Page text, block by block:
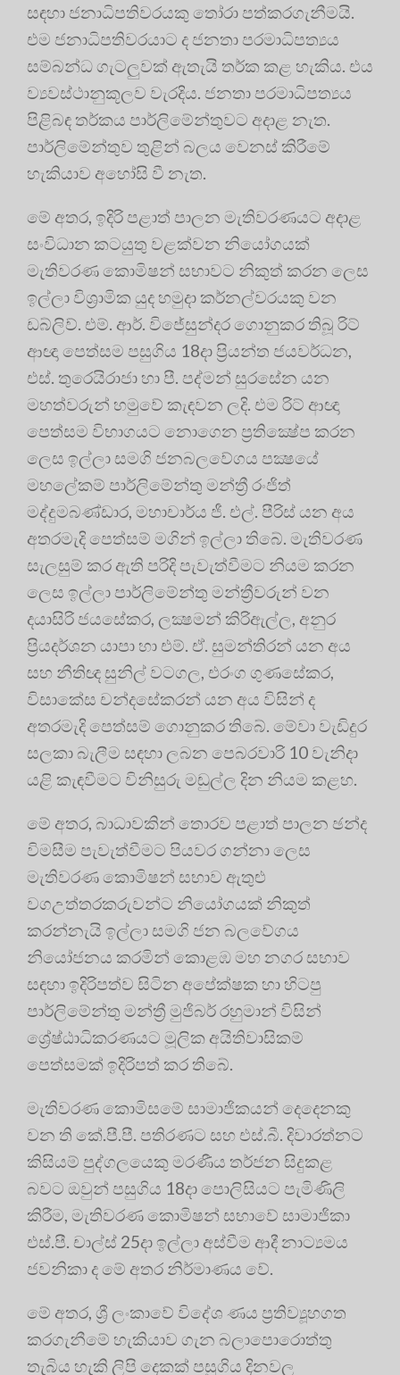
සඳහා ජනාධිපතිවරයකු තෝරා පත්කරගැනීමයි.
එම ජනාධිපතිවරයාට ද ජනතා පරමාධිපත්‍යය
සම්බන්ධ ගැටලුවක් ඇතැයි තර්ක කළ හැකිය. එය
ව්‍යවස්ථානුකූලව වැරදිය. ජනතා පරමාධිපත්‍යය
පිළිබඳ තර්කය පාර්ලිමේන්තුවට අදාළ නැත.
පාර්ලිමේන්තුව තුළින් බලය වෙනස් කිරීමේ
හැකියාව අහෝසි වී නැත.
මේ අතර, ඉදිරි පළාත් පාලන මැතිවරණයට අදාළ
සංවිධාන කටයුතු වළක්වන නියෝගයක්
මැතිවරණ කොමිෂන් සභාවට නිකුත් කරන ලෙස
ඉල්ලා විශ්‍රාමික යුද හමුදා කර්නල්වරයකු වන
ඩබ්ලිව්. එම්. ආර්. විජේසුන්දර ගොනුකර තිබූ රිට්
ආඥා පෙත්සම පසුගිය 18දා ප්‍රියන්ත ජයවර්ධන,
එස්. තුරෙයිරාජා හා පී. පද්මන් සුරසේන යන
මහත්වරුන් හමුවේ කැඳවන ලදි. එම රිට් ආඥා
පෙත්සම විභාගයට නොගෙන ප්‍රතික්‍ෂේප කරන
ලෙස ඉල්ලා සමගි ජනබලවේගය පක්‍ෂයේ
මහලේකම් පාර්ලිමේන්තු මන්ත්‍රී රංජිත්
මද්දුමබණ්ඩාර, මහාචාර්ය ජී. එල්. පීරිස් යන අය
අතරමැදි පෙත්සම් මගින් ඉල්ලා තිබේ. මැතිවරණ
සැලසුම් කර ඇති පරිදි පැවැත්වීමට නියම කරන
ලෙස ඉල්ලා පාර්ලිමේන්තු මන්ත්‍රීවරුන් වන
දයාසිරි ජයසේකර, ලක්‍ෂමන් කිරිඇල්ල, අනුර
ප්‍රියදර්ශන යාපා හා එම්. ඒ. සුමන්තිරන් යන අය
සහ නීතිඥ සුනිල් වටගල, එරංග ගුණසේකර,
විසාකේස චන්දසේකරන් යන අය විසින් ද
අතරමැදි පෙත්සම් ගොනුකර තිබේ. මේවා වැඩිදුර
සලකා බැලීම සඳහා ලබන පෙබරවාරි 10 වැනිදා
යළි කැඳවීමට විනිසුරු මඬුල්ල දින නියම කළහ.
මේ අතර, බාධාවකින් තොරව පළාත් පාලන ඡන්ද
විමසීම පැවැත්වීමට පියවර ගන්නා ලෙස
මැතිවරණ කොමිෂන් සභාව ඇතුළු
වගඋත්තරකරුවන්ට නියෝගයක් නිකුත්
කරන්නැයි ඉල්ලා සමගි ජන බලවේගය
නියෝජනය කරමින් කොළඹ මහ නගර සභාව
සඳහා ඉදිරිපත්ව සිටින අපේක්ෂක හා හිටපු
පාර්ලිමේන්තු මන්ත්‍රී මුජිබර් රහුමාන් විසින්
ශ්‍රේෂ්ඨාධිකරණයට මූලික අයිතිවාසිකම්
පෙත්සමක් ඉදිරිපත් කර තිබේ.
මැතිවරණ කොමිසමේ සාමාජිකයන් දෙදෙනකු
වන ති කේ.පී.පී. පතිරණට සහ එස්.බී. දිවාරත්නට
කිසියම් පුද්ගලයෙකු මරණීය තර්ජන සිදුකළ
බවට ඔවුන් පසුගිය 18දා පොලිසියට පැමිණිලි
කිරීම, මැතිවරණ කොමිෂන් සභාවේ සාමාජිකා
එස්.පී. චාල්ස් 25දා ඉල්ලා අස්වීම ආදී නාට්‍යමය
ජවනිකා ද මේ අතර නිර්මාණය වේ.
මේ අතර, ශ්‍රී ලංකාවේ විදේශ ණය ප්‍රතිව්‍යූහගත
කරගැනීමේ හැකියාව ගැන බලාපොරොත්තු
තැබිය හැකි ලිපි දෙකක් පසුගිය දිනවල